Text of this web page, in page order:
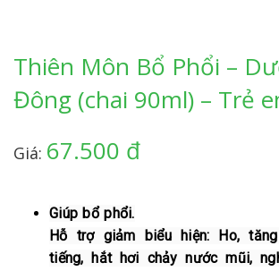
Thiên Môn Bổ Phổi –
Đông (chai 90ml) – Trẻ
Giá: 67.500 đ
Giúp bổ phổi.
Hỗ trợ giảm biểu hiện: Ho,
tiếng, hắt hơi chảy nước mũi,